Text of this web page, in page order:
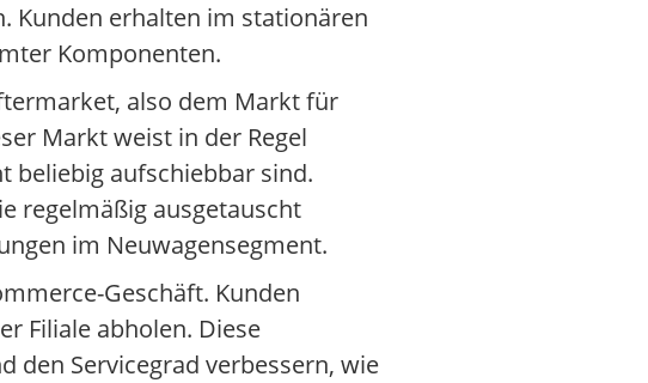
Kunden erhalten im stationären
Komponenten.
also dem Markt für
Markt weist in der Regel
beliebig aufschiebbar sind.
regelmäßig ausgetauscht
im Neuwagensegment.
Geschäft. Kunden
Filiale abholen. Diese
den Servicegrad verbessern, wie